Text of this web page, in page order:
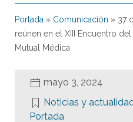
Portada » Comunicación » 37
reúnen en el XIII Encuentro
Mutual Médica
mayo 3, 2024
Noticias y
Portada